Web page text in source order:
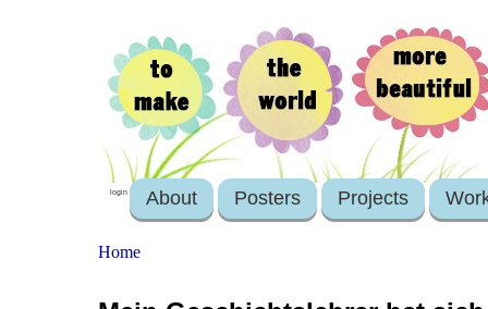
login About Posters Projects
Home